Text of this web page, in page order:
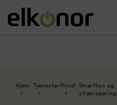
Hjem TjenesterPrivat Smarthus og
strømsparing